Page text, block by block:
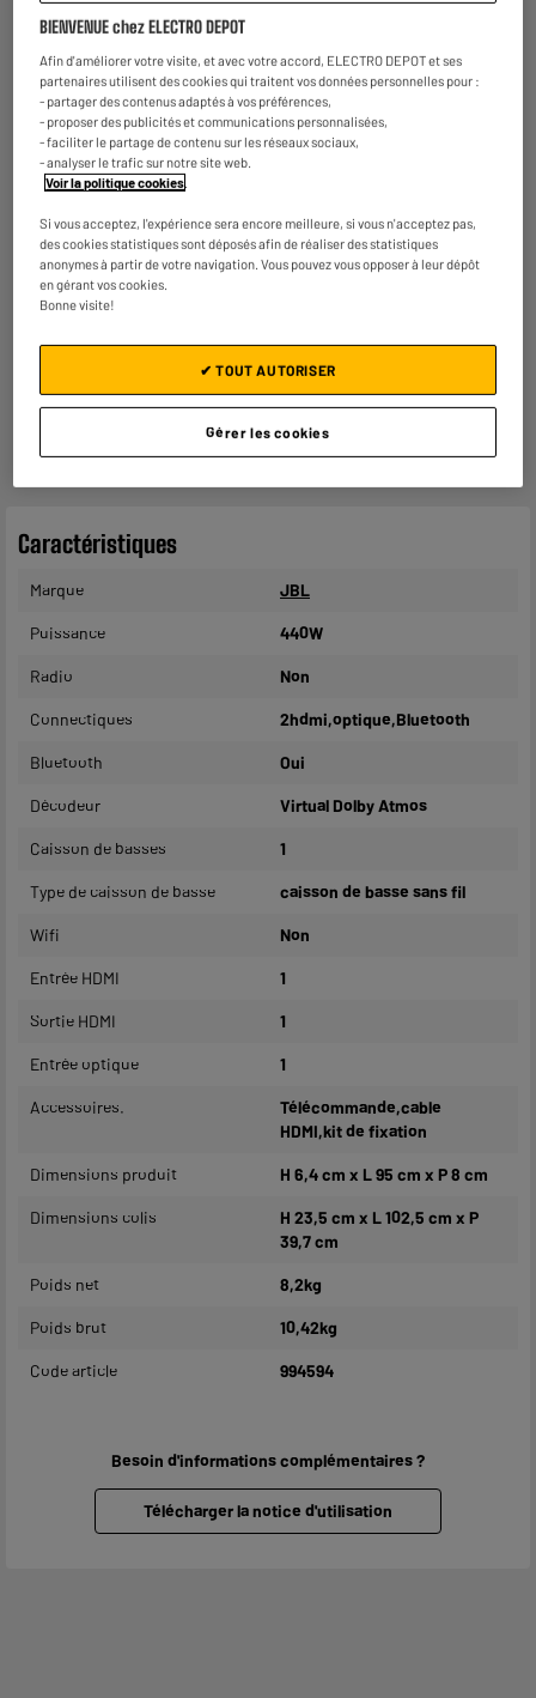
Reprise de votre ancien appareil
C'estgratuit !En savoir +
ELECTROSÛR
Une assurance à vie à partir de 6€/mois
appareils de votre foyer achetés chez nous ou ailleurs.
En savoir +
plus
Notre objectif : réduire de 50% nos émissions
par produit vendu d'ici 2030.En savoir +
- Retoursgratuitsdanstous les magasins ELECTRO
DEPOT de France(voir conditions
- Retours par voie postale : vos colis retours sont traités
dans le magasin le plus proche de chez vous pour limiter
les trajets et donc l’impact sur la planète. Les frais de
retour par voie postale restent à votre charge.
Caractéristiques
Marque JBL
Puissance 440W
Radio Non
Connectiques 2hdmi,optique,Bluetooth
Bluetooth Oui
Décodeur Virtual Dolby Atmos
Caisson de basses 1
Type de caisson de basse caisson de basse sans fil
Wifi Non
Entrée HDMI 1
Sortie HDMI 1
Entrée optique 1
Accessoires.
Télécommande,cable
HDMI,kit de fixation
Dimensions produit H 6,4 cm x L 95 cm x P 8 cm
Dimensions colis
H 23,5 cm x L 102,5 cm x P
39,7 cm
Poids net 8,2kg
Poids brut 10,42kg
Code article 994594
Besoin d'informations complémentaires ?
Télécharger la notice d'utilisation
BIENVENUE chez ELECTRO DEPOT
Afin d'améliorer votre visite, et avec votre accord, ELECTRO DEPOT et ses
partenaires utilisent des cookies qui traitent vos données personnelles pour :
- partager des contenus adaptés à vos préférences,
- proposer des publicités et communications personnalisées,
- faciliter le partage de contenu sur les réseaux sociaux,
- analyser le trafic sur notre site web.
Voir la politique cookies.
Si vous acceptez, l'expérience sera encore meilleure, si vous n'acceptez pas,
des cookies statistiques sont déposés afin de réaliser des statistiques
anonymes à partir de votre navigation. Vous pouvez vous opposer à leur dépôt
en gérant vos cookies.
Bonne visite!
Gérer les cookies
✔ TOUT AUTORISER